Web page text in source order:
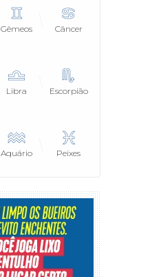
Gêmeos Câncer
Libra Escorpião
Aquário Peixes